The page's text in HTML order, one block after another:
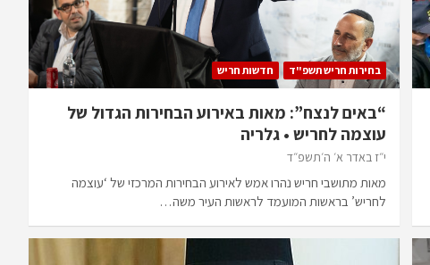
בחירות חריש תשפ"ד חדשות חריש
“באים לנצח”: מאות באירוע הבחירות הגדול של
עוצמה לחריש • גלריה
י״ז באדר א׳ ה׳תשפ״ד
מאות מתושבי חריש נהרו אמש לאירוע הבחירות המרכזי של ‘עוצמה
לחריש’ בראשות המועמד לראשות העיר משה…